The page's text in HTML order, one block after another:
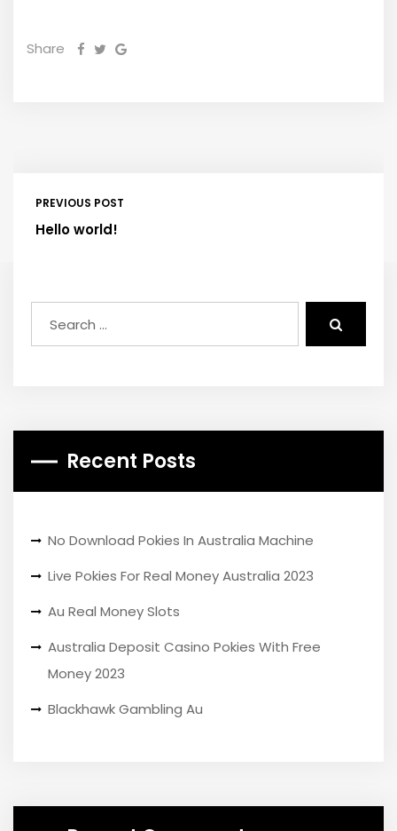
Share
PREVIOUS POST
Hello world!
Recent Posts
No Download Pokies In Australia Machine
Live Pokies For Real Money Australia 2023
Au Real Money Slots
Australia Deposit Casino Pokies With Free
Money 2023
Blackhawk Gambling Au